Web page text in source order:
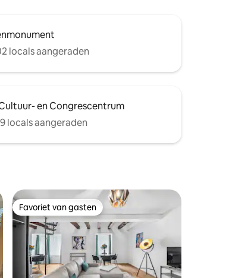
locals aangeraden
en Congrescentrum
locals aangeraden
Favoriet van gasten
Favoriet van gasten